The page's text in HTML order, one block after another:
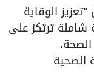
الوقاية
شاملة ترتكز على
الصحية